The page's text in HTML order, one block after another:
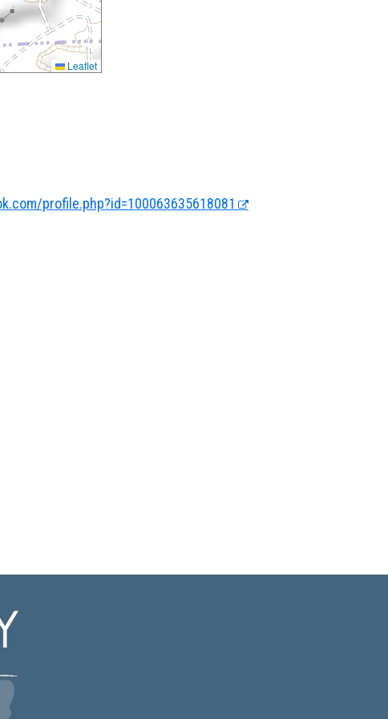
Leaflet
profile.php?id=100063635618081